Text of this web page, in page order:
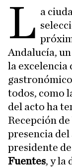
L a
Andalucía,
la excelencia
todos, como
del acto ha
Recepción
presencia del
presidente
Fuentes, y la